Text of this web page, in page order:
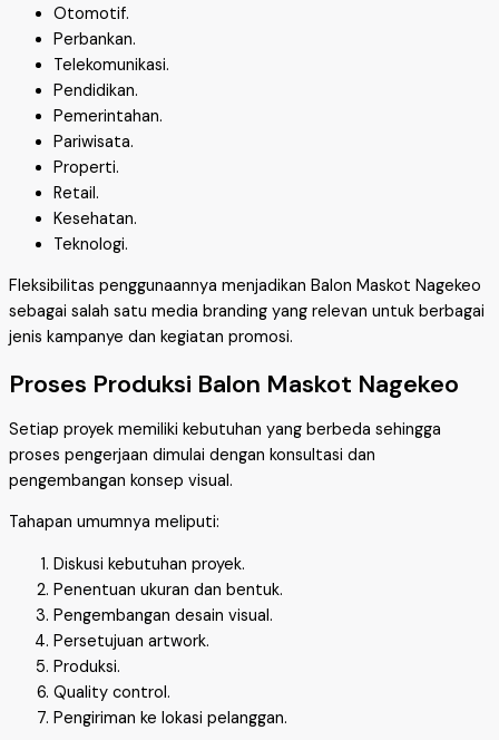
Otomotif.
Perbankan.
Telekomunikasi.
Pendidikan.
Pemerintahan.
Pariwisata.
Properti.
Retail.
Kesehatan.
Teknologi.
Fleksibilitas penggunaannya menjadikan Balon Maskot Nagekeo
sebagai salah satu media branding yang relevan untuk berbagai
jenis kampanye dan kegiatan promosi.
Proses Produksi Balon Maskot Nagekeo
Setiap proyek memiliki kebutuhan yang berbeda sehingga
proses pengerjaan dimulai dengan konsultasi dan
pengembangan konsep visual.
Tahapan umumnya meliputi:
Diskusi kebutuhan proyek.
Penentuan ukuran dan bentuk.
Pengembangan desain visual.
Persetujuan artwork.
Produksi.
Quality control.
Pengiriman ke lokasi pelanggan.